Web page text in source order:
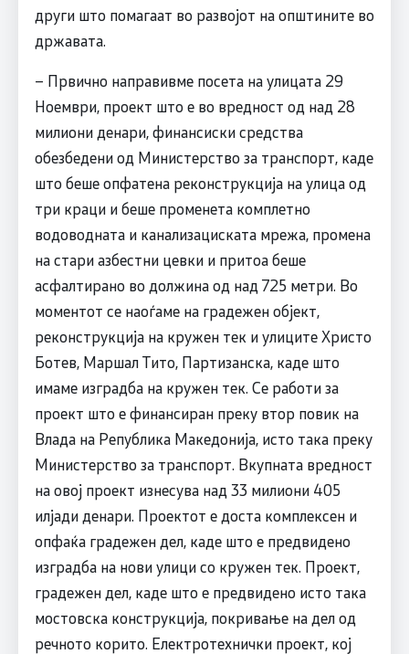
други што помагаат во развојот на општините во
државата.
– Првично направивме посета на улицата 29
Ноември, проект што е во вредност од над 28
милиони денари, финансиски средства
обезбедени од Министерство за транспорт, каде
што беше опфатена реконструкција на улица од
три краци и беше променета комплетно
водоводната и канализациската мрежа, промена
на стари азбестни цевки и притоа беше
асфалтирано во должина од над 725 метри. Во
моментот се наоѓаме на градежен објект,
реконструкција на кружен тек и улиците Христо
Ботев, Маршал Тито, Партизанска, каде што
имаме изградба на кружен тек. Се работи за
проект што е финансиран преку втор повик на
Влада на Република Македонија, исто така преку
Министерство за транспорт. Вкупната вредност
на овој проект изнесува над 33 милиони 405
илјади денари. Проектот е доста комплексен и
опфаќа градежен дел, каде што е предвидено
изградба на нови улици со кружен тек. Проект,
градежен дел, каде што е предвидено исто така
мостовска конструкција, покривање на дел од
речното корито. Електротехнички проект, кој